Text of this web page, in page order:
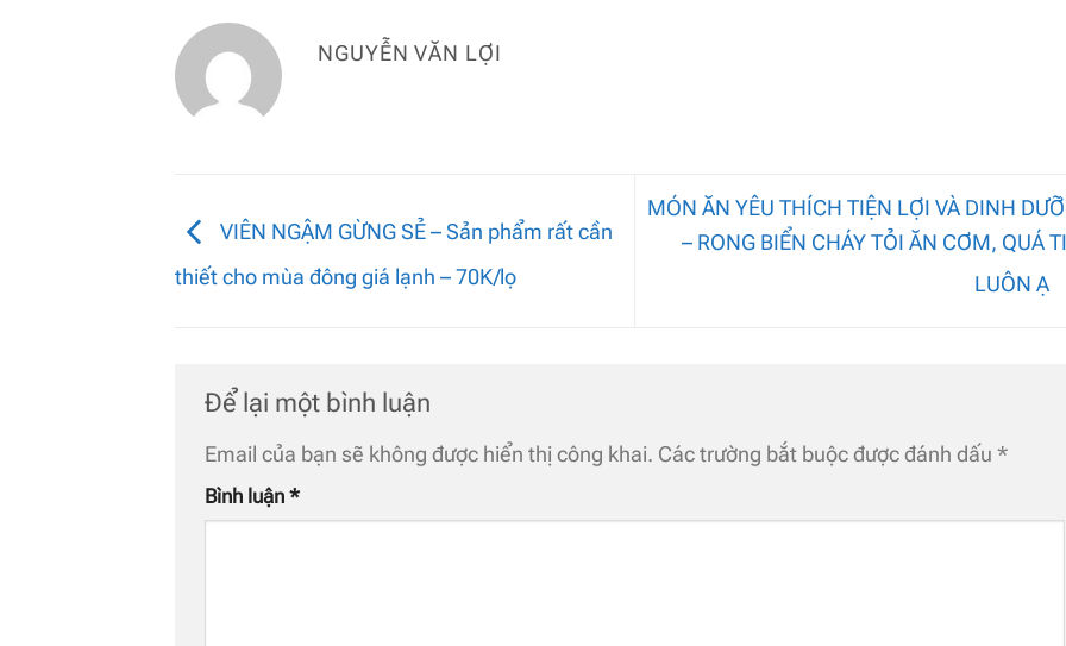
NGUYỄN VĂN LỢI
VIÊN NGẬM GỪNG SẺ – Sản phẩm rất cần
thiết cho mùa đông giá lạnh – 70K/lọ
MÓN ĂN YÊU THÍCH TIỆN LỢI VÀ DINH
– RONG BIỂN CHÁY TỎI ĂN CƠM, QUÁ
LUÔN Ạ
Để lại một bình luận
Email của bạn sẽ không được hiển thị công khai. Các trường bắt buộc được đánh dấu *
Bình luận *